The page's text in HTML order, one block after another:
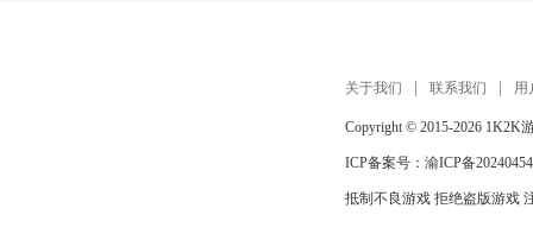
关于我们 联系我们 用
Copyright © 2015-2026 1K2K
ICP备案号： 渝ICP备
抵制不良游戏 拒绝盗版游戏